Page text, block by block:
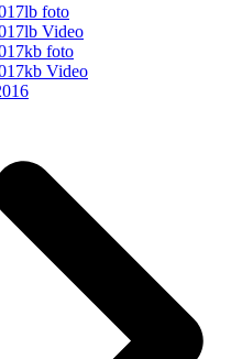
foto
Video
foto
Video